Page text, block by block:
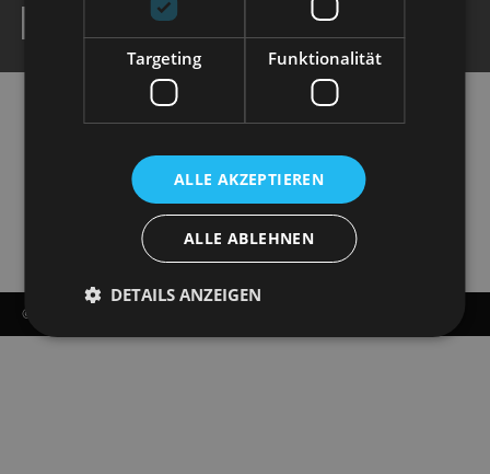
© COPYRIGHT - STAATSOPERETTE DRESDEN 2026
Targeting Funktionalität
ALLE AKZEPTIEREN
ALLE ABLEHNEN
DETAILS ANZEIGEN